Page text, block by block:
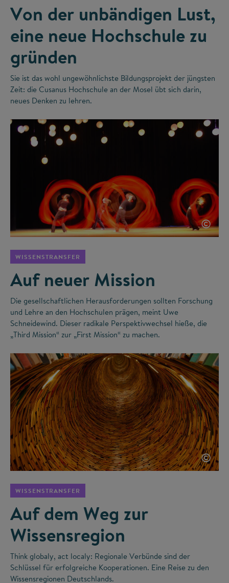
Von der unbändigen Lust,
eine neue Hochschule zu
gründen
Sie ist das wohl ungewöhnlichste Bildungsprojekt der jüngsten
Zeit: die Cusanus Hochschule an der Mosel übt sich darin,
neues Denken zu lehren.
©
WISSENSTRANSFER
Auf neuer Mission
Die gesellschaftlichen Herausforderungen sollten Forschung
und Lehre an den Hochschulen prägen, meint Uwe
Schneidewind. Dieser radikale Perspektivwechsel hieße, die
„Third Mission“ zur „First Mission“ zu machen.
©
WISSENSTRANSFER
Auf dem Weg zur
Wissensregion
Think globaly, act localy: Regionale Verbünde sind der
Schlüssel für erfolgreiche Kooperationen. Eine Reise zu den
Wissensregionen Deutschlands.